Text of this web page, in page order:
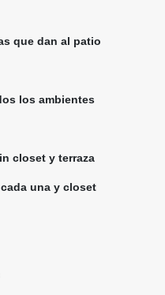
que dan al patio
los ambientes
closet y terraza
una y closet